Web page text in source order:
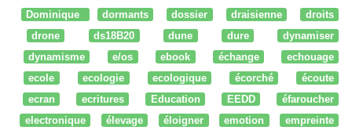
Dominique
dormants dossier draisienne
droits
drone
ds18B20 dune dure
dynamiser
dynamisme
e/os ebook échange
echouage
ecole
ecologie ecologique écorché
écoute
ecran
ecritures Education EEDD
éfaroucher
electronique
élevage éloigner emotion
empreinte